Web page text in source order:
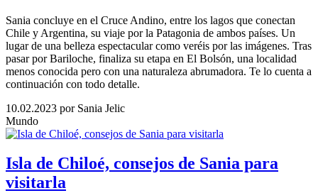
Sania concluye en el Cruce Andino, entre los lagos que conectan
Chile y Argentina, su viaje por la Patagonia de ambos países. Un
lugar de una belleza espectacular como veréis por las imágenes. Tras
pasar por Bariloche, finaliza su etapa en El Bolsón, una localidad
menos conocida pero con una naturaleza abrumadora. Te lo cuenta a
continuación con todo detalle.
10.02.2023 por Sania Jelic
Mundo
Isla de Chiloé, consejos de Sania para
visitarla